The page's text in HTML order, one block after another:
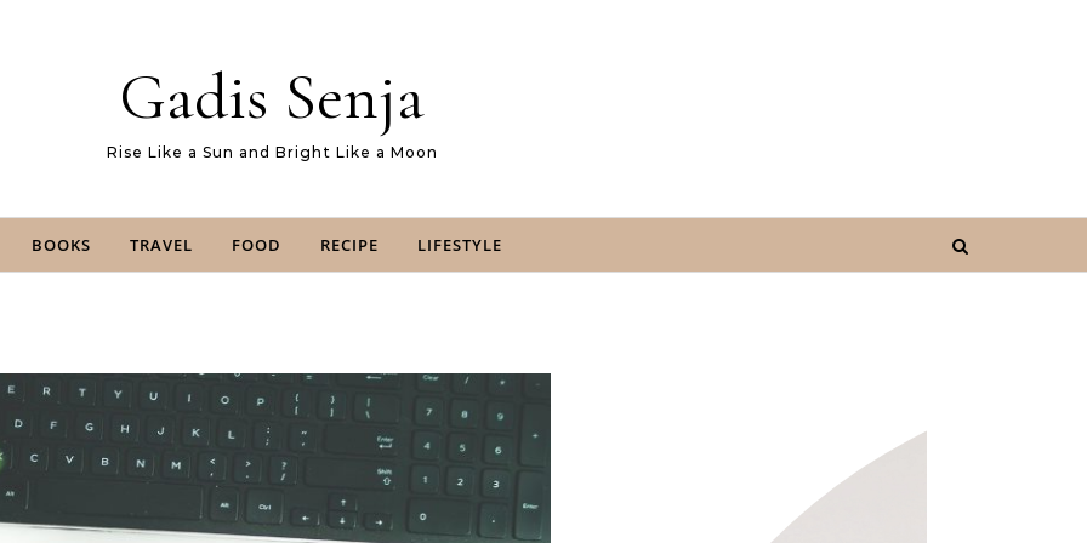
Gadis Senja
Rise Like a Sun and Bright Like a Moon
BOOKS TRAVEL FOOD RECIPE LIFESTYLE